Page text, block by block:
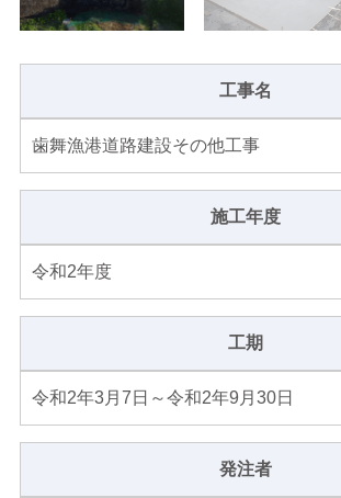
工事名
歯舞漁港道路建設その他工事
施工年度
令和2年度
工期
令和2年3月7日～令和2年9月30日
発注者